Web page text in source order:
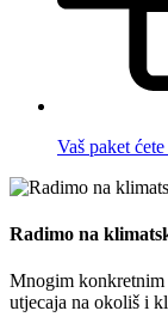
Vaš paket
Radimo na
Mnogim konkretnim
utjecaja na okoliš i